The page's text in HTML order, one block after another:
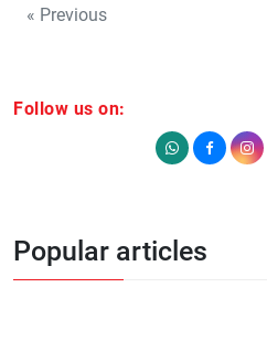
« Previous
Follow us on:
Popular articles